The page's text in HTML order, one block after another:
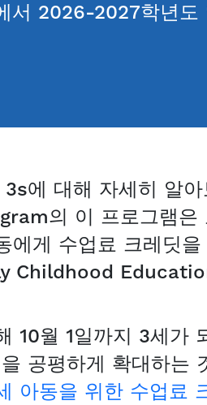
서 2026-2027학년도
에 대해 자세히 알
의 이 프로그램은
에게 수업료 크레딧
Childhood
10월 1일까지 3세가
공평하게 확대하는
아동을 위한 수업료